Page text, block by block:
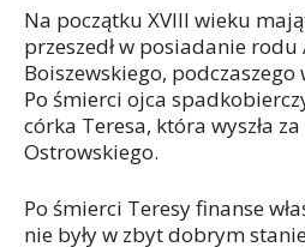
Na początku XVIII wieku
przeszedł w posiadanie rodu
Boiszewskiego,
Po śmierci ojca
córka Teresa, która wyszła za
Ostrowskiego.
Po śmierci Teresy finanse
nie były w zbyt dobrym